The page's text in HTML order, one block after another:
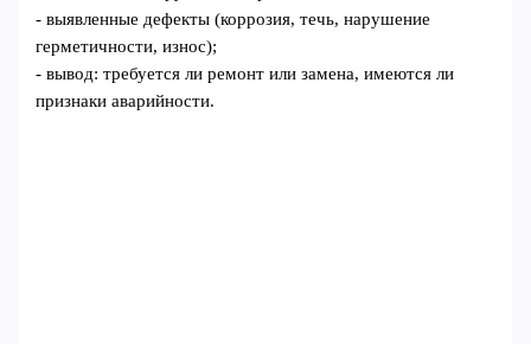
- выявленные дефекты (коррозия, течь, нарушение
герметичности, износ);
- вывод: требуется ли ремонт или замена, имеются ли
признаки аварийности.